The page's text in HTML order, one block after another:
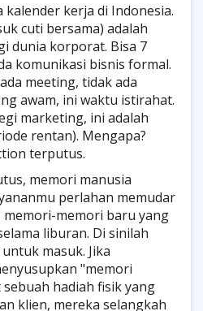
kerja di Indonesia.
cuti bersama) adalah
dunia korporat. Bisa 7
komunikasi bisnis formal.
meeting, tidak ada
awam, ini waktu istirahat.
marketing, ini adalah
rentan). Mengapa?
terputus.
memori manusia
perlahan memudar
memori baru yang
liburan. Di sinilah
masuk. Jika
"memori
hadiah fisik yang
klien, mereka selangkah